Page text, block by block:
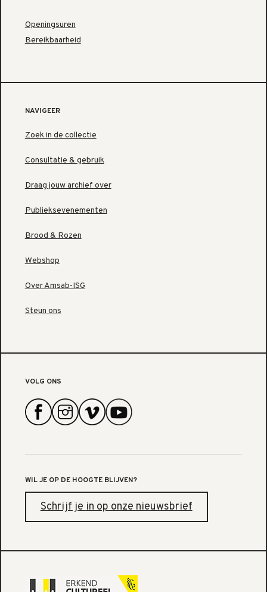
Openingsuren
Bereikbaarheid
NAVIGEER
Zoek in de collectie
Consultatie & gebruik
Draag jouw archief over
Publieksevenementen
Brood & Rozen
Webshop
Over Amsab-ISG
Steun ons
VOLG ONS
WIL JE OP DE HOOGTE BLIJVEN?
Schrijf je in op onze nieuwsbrief